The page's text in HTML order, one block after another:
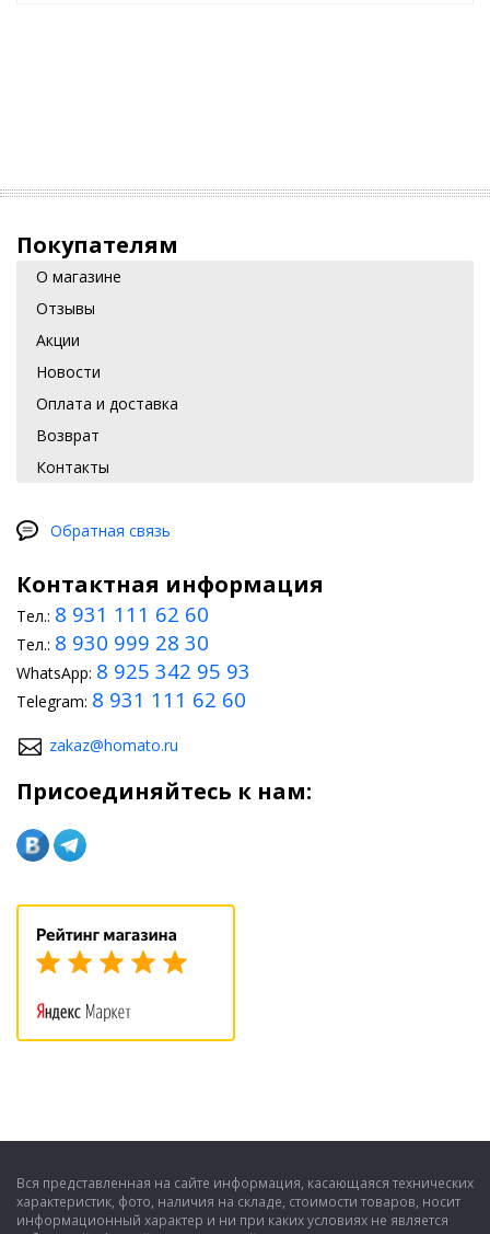
Покупателям
О магазине
Отзывы
Акции
Новости
Оплата и доставка
Возврат
Контакты
Обратная связь
Контактная информация
Тел.: 8 931 111 62 60
Тел.: 8 930 999 28 30
WhatsApp: 8 925 342 95 93
Telegram: 8 931 111 62 60
zakaz@homato.ru
Присоединяйтесь к нам:
Вся представленная на сайте информация, касающаяся технических
характеристик, фото, наличия на складе, стоимости товаров, носит
информационный характер и ни при каких условиях не является